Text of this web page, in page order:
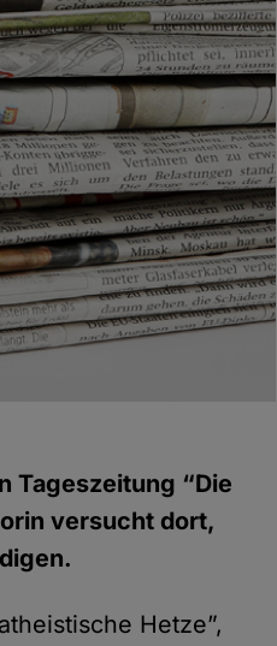
Tageszeitung “Die
versucht dort,
Hetze”,